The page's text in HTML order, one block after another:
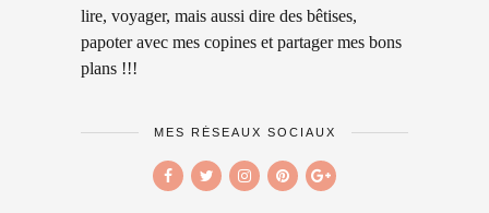
lire, voyager, mais aussi dire des bêtises,
papoter avec mes copines et partager mes bons
plans !!!
MES RÉSEAUX SOCIAUX